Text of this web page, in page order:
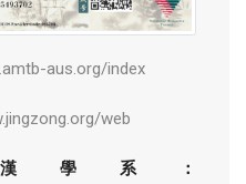
aus.org/index
web
漢學系：